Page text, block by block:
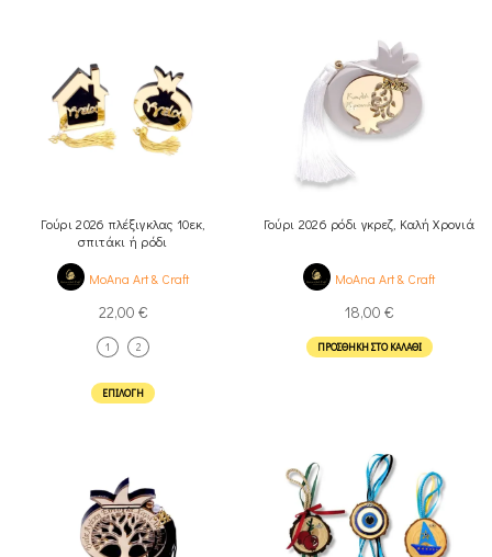
Γούρι 2026 πλέξιγκλας 10εκ,
σπιτάκι ή ρόδι
MoAna Art & Craft
22,00 €
1 2
ΕΠΙΛΟΓΉ
Γούρι 2026 ρόδι γκρεζ, Καλή Χρονιά
MoAna Art & Craft
18,00 €
ΠΡΟΣΘΉΚΗ ΣΤΟ ΚΑΛΆΘΙ